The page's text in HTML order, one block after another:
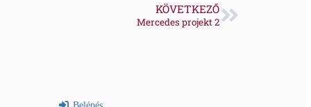
KÖVETKEZŐ
Mercedes projekt 2